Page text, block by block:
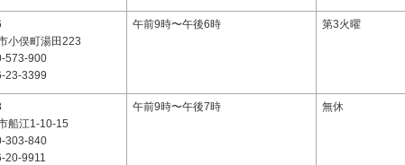
小俣町湯田223
573-900
23-3399
午前9時〜午後6時 第3火曜
船江1-10-15
303-840
20-9911
午前9時〜午後7時 無休